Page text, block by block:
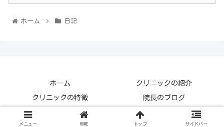
ホーム 日記
ホーム クリニックの紹介
クリニックの特徴 院長のブログ
メニュー HOME トップ サイドバー